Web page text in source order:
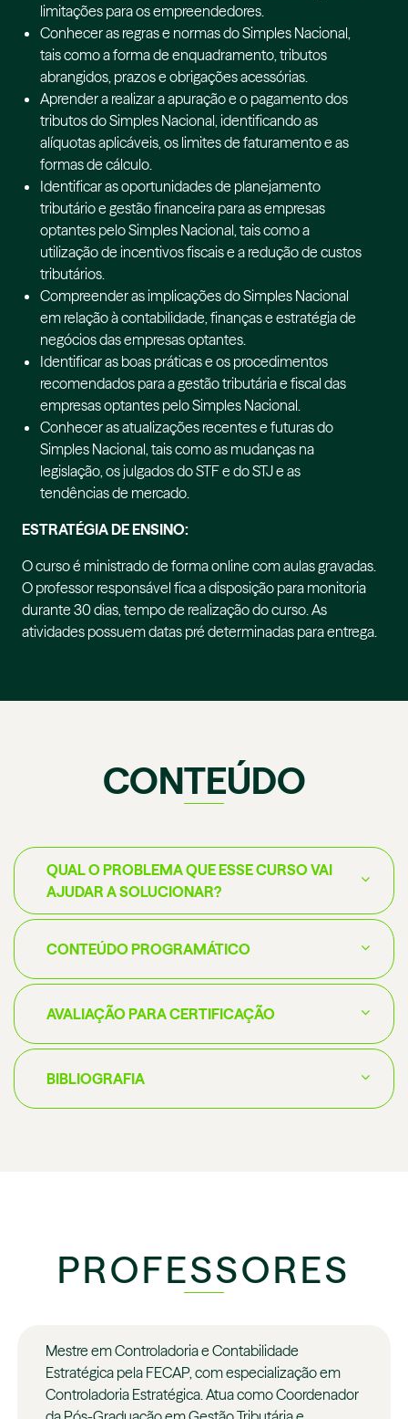
limitações para os empreendedores.
Conhecer as regras e normas do Simples Nacional,
tais como a forma de enquadramento, tributos
abrangidos, prazos e obrigações acessórias.
Aprender a realizar a apuração e o pagamento dos
tributos do Simples Nacional, identificando as
alíquotas aplicáveis, os limites de faturamento e as
formas de cálculo.
Identificar as oportunidades de planejamento
tributário e gestão financeira para as empresas
optantes pelo Simples Nacional, tais como a
utilização de incentivos fiscais e a redução de custos
tributários.
Compreender as implicações do Simples Nacional
em relação à contabilidade, finanças e estratégia de
negócios das empresas optantes.
Identificar as boas práticas e os procedimentos
recomendados para a gestão tributária e fiscal das
empresas optantes pelo Simples Nacional.
Conhecer as atualizações recentes e futuras do
Simples Nacional, tais como as mudanças na
legislação, os julgados do STF e do STJ e as
tendências de mercado.
ESTRATÉGIA DE ENSINO:
O curso é ministrado de forma online com aulas gravadas.
O professor responsável fica a disposição para monitoria
durante 30 dias, tempo de realização do curso. As
atividades possuem datas pré determinadas para entrega.
CONTEÚDO
QUAL O PROBLEMA QUE ESSE CURSO VAI
AJUDAR A SOLUCIONAR?
CONTEÚDO PROGRAMÁTICO
AVALIAÇÃO PARA CERTIFICAÇÃO
BIBLIOGRAFIA
PROFESSORES
Mestre em Controladoria e Contabilidade
Estratégica pela FECAP, com especialização em
Controladoria Estratégica. Atua como Coordenador